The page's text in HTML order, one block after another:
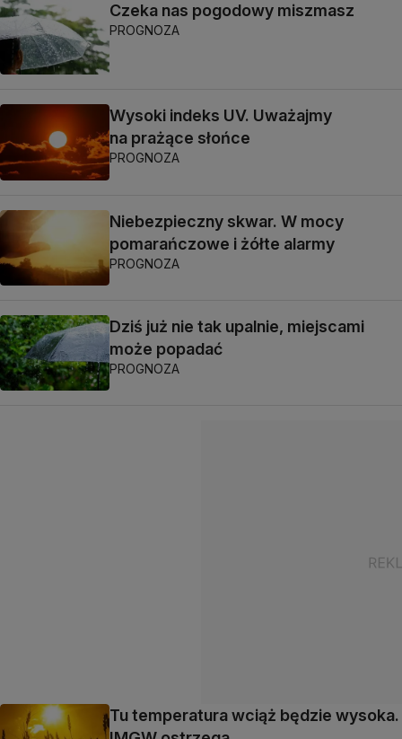
Czeka nas pogodowy miszmasz
PROGNOZA
Wysoki indeks UV. Uważajmy
na prażące słońce
PROGNOZA
Niebezpieczny skwar. W mocy
pomarańczowe i żółte alarmy
PROGNOZA
Dziś już nie tak upalnie, miejscami
może popadać
PROGNOZA
Tu temperatura wciąż będzie wysoka.